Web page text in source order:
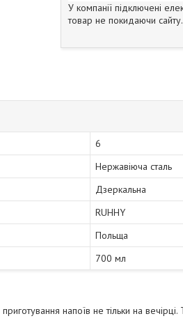
У компанії підключені
товар не покидаючи сайту.
6
Нержавіюча сталь
Дзеркальна
RUHHY
Польща
700 мл
напоїв не тільки на